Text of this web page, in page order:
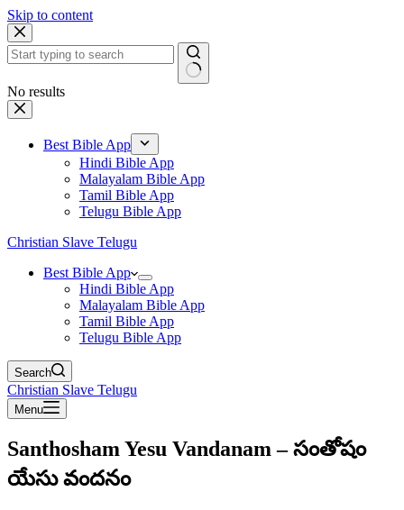
Skip to content
No results
Best Bible App
Hindi Bible App
Malayalam Bible App
Tamil Bible App
Telugu Bible App
Christian Slave Telugu
Best Bible App
Hindi Bible App
Malayalam Bible App
Tamil Bible App
Telugu Bible App
Search
Christian Slave Telugu
Menu
Santhosham Yesu Vandanam – సంతోషం
యేసు వందనం